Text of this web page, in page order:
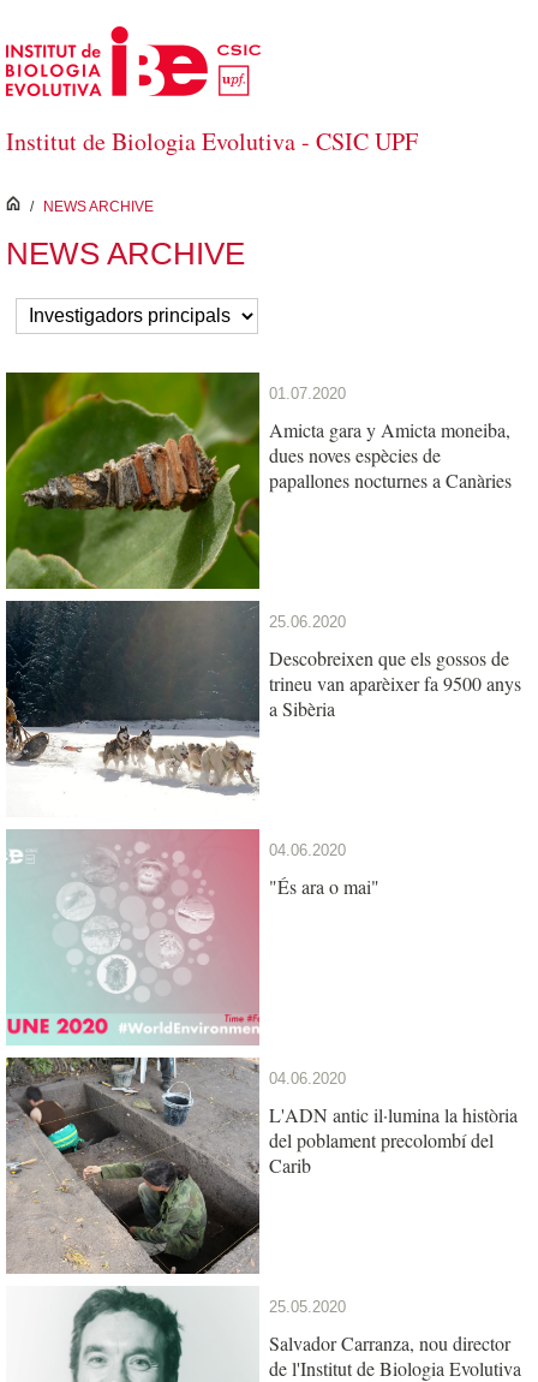
Salta al contingut principal
Institut de Biologia Evolutiva - CSIC UPF
inici
/ NEWS ARCHIVE
NEWS ARCHIVE
01.07.2020
Amicta gara y Amicta moneiba,
dues noves espècies de
papallones nocturnes a Canàries
25.06.2020
Descobreixen que els gossos de
trineu van aparèixer fa 9500 anys
a Sibèria
04.06.2020
"És ara o mai"
04.06.2020
L'ADN antic il·lumina la història
del poblament precolombí del
Carib
25.05.2020
Salvador Carranza, nou director
de l'Institut de Biologia Evolutiva